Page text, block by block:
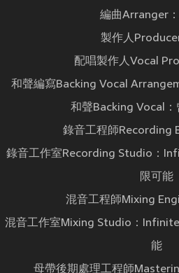
編曲Arranger
製作人
配唱製作人Vocal
和聲編寫Backing Vocal
和聲Backing Vocal：
錄音工程師Recording
錄音工作室Recording Studio：
限可能
混音工程師Mixing
混音工作室Mixing Studio：
能
母帶後期處理工程師